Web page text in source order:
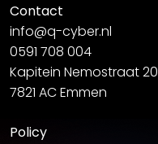
Contact
info@q-cyber.nl
0591 708 004
Kapitein Nemostraat 20
7821 AC Emmen
Policy